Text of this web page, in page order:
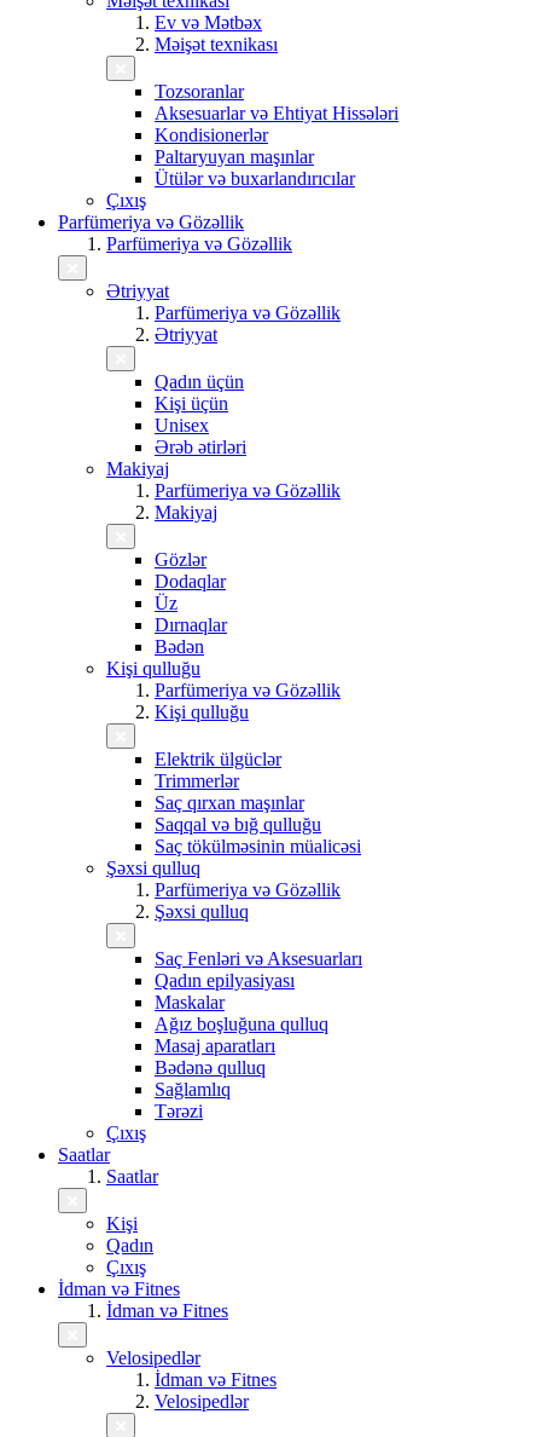
Ev və Mətbəx
Məişət texnikası
Tozsoranlar
Aksesuarlar və Ehtiyat Hissələri
Kondisionerlər
Paltaryuyan maşınlar
Ütülər və buxarlandırıcılar
Çıxış
Parfümeriya və Gözəllik
Parfümeriya və Gözəllik
Ətriyyat
Parfümeriya və Gözəllik
Ətriyyat
Qadın üçün
Kişi üçün
Unisex
Ərəb ətirləri
Makiyaj
Parfümeriya və Gözəllik
Makiyaj
Gözlər
Dodaqlar
Üz
Dırnaqlar
Bədən
Kişi qulluğu
Parfümeriya və Gözəllik
Kişi qulluğu
Elektrik ülgüclər
Trimmerlər
Saç qırxan maşınlar
Saqqal və bığ qulluğu
Saç tökülməsinin müalicəsi
Şəxsi qulluq
Parfümeriya və Gözəllik
Şəxsi qulluq
Saç Fenləri və Aksesuarları
Qadın epilyasiyası
Maskalar
Ağız boşluğuna qulluq
Masaj aparatları
Bədənə qulluq
Sağlamlıq
Tərəzi
Çıxış
Saatlar
Saatlar
Kişi
Qadın
Çıxış
İdman və Fitnes
İdman və Fitnes
Velosipedlər
İdman və Fitnes
Velosipedlər